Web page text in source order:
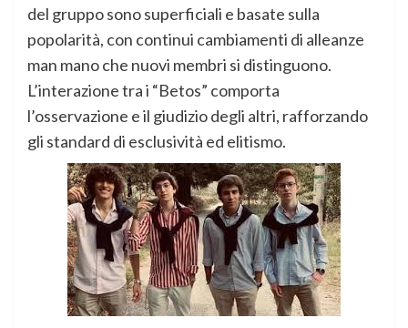
del gruppo sono superficiali e basate sulla
popolarità, con continui cambiamenti di alleanze
man mano che nuovi membri si distinguono.
L’interazione tra i “Betos” comporta
l’osservazione e il giudizio degli altri, rafforzando
gli standard di esclusività ed elitismo.